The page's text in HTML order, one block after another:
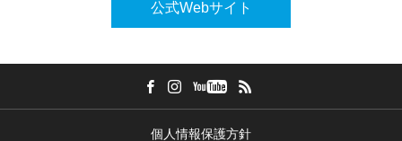
公式Webサイト
個人情報保護方針